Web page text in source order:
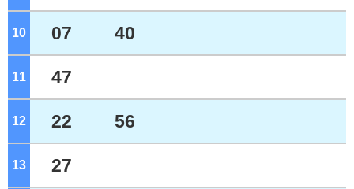
10 07 40
11 47
12 22 56
13 27